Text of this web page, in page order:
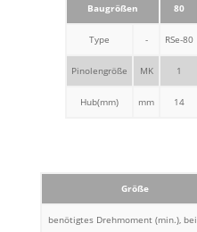
Baugrößen 80
Type - RSe-80
Pinolengröße MK 1
Hub(mm) mm 14
Größe
benötigtes Drehmoment (min.), bei